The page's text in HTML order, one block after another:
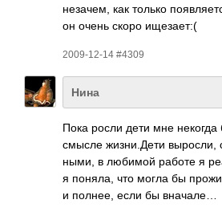
неза­чем, как только
он очень скоро ищез­ает:(
2009-12-14 #4309
Нина
Пока росли дети мне
смысле жизн­и.Дети выро­сли,
ными, в любимой работе я
я поняла, что могла бы
и полнее, если бы вначале…